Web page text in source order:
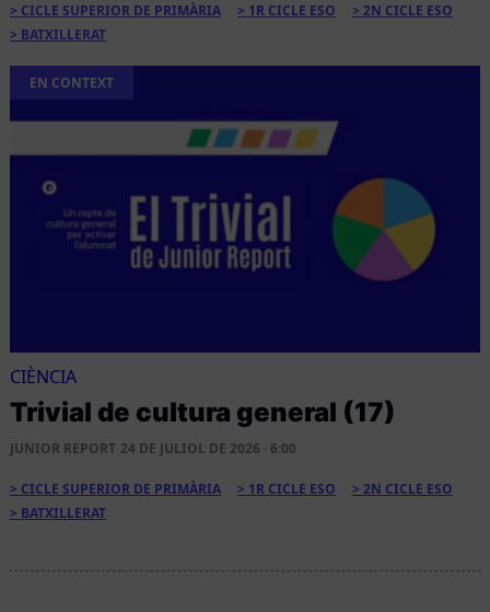
CICLE SUPERIOR DE PRIMÀRIA 1R CICLE ESO
2N CICLE ESO
BATXILLERAT
EN CONTEXT
CIÈNCIA
Trivial de cultura general (17)
JUNIOR REPORT 24 DE JULIOL DE 2026 · 6:00
CICLE SUPERIOR DE PRIMÀRIA 1R CICLE ESO
2N CICLE ESO
BATXILLERAT